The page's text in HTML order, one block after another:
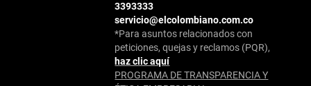
3393333
servicio@elcolombiano.com.co
*Para asuntos relacionados con
peticiones, quejas y reclamos (PQR),
haz clic aquí
PROGRAMA DE TRANSPARENCIA Y